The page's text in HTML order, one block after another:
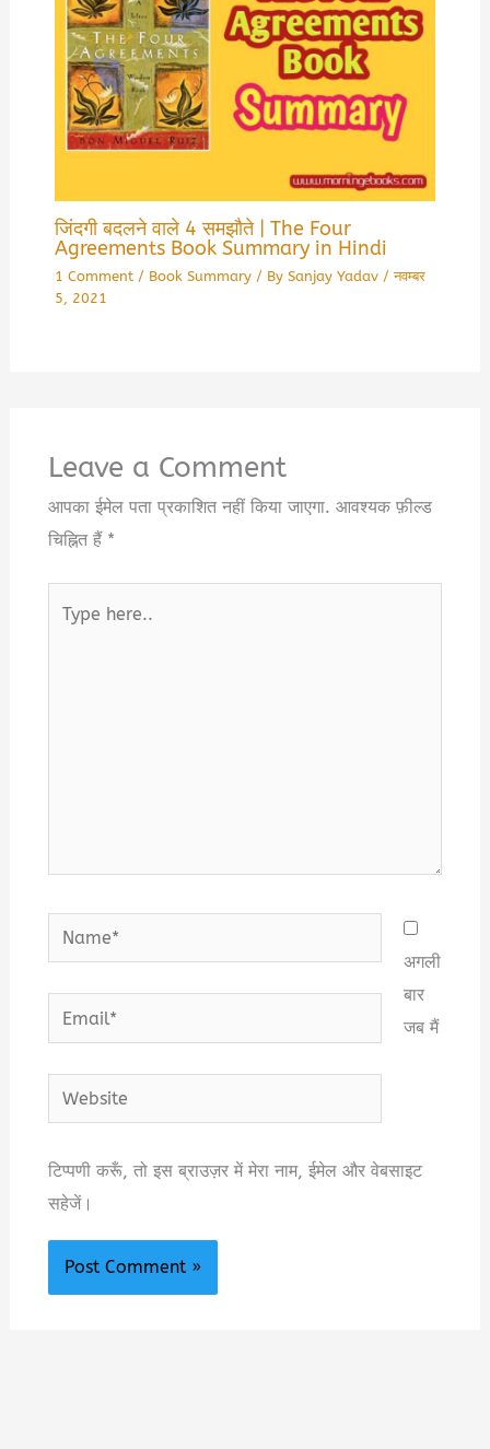
जिंदगी बदलने वाले 4 समझौते | The Four
Agreements Book Summary in Hindi
1 Comment / Book Summary/ By Sanjay Yadav /नवम्बर
5, 2021
Leave a Comment
आपका ईमेल पता प्रकाशित नहीं किया जाएगा. आवश्यक फ़ील्ड
चिह्नित हैं *
here..
Name*
Email*
Website
अगली
बार
जब मैं
टिप्पणी करूँ, तो इस ब्राउज़र में मेरा नाम, ईमेल और वेबसाइट
सहेजें।